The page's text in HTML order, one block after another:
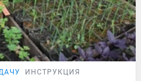
ИНСТРУКЦИЯ